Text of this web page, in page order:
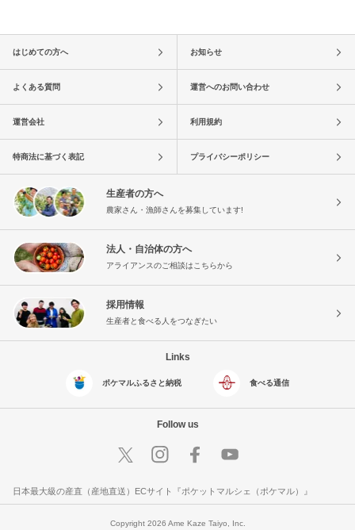
はじめての方へ お知らせ
よくある質問 運営へのお問い合わせ
運営会社 利用規約
特商法に基づく表記 プライバシーポリシー
生産者の方へ
農家さん・漁師さんを募集しています!
法人・自治体の方へ
アライアンスのご相談はこちらから
採用情報
生産者と食べる人をつなぎたい
Links
ポケマルふるさと納税 食べる通信
Follow us
日本最大級の産直（産地直送）ECサイト『ポケットマルシェ（ポケマル）』
Copyright 2026 Ame Kaze Taiyo, Inc.